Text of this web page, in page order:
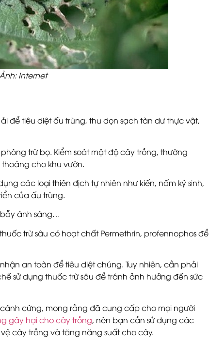
Ảnh: Internet
để tiêu diệt ấu trùng, thu dọn sạch tàn dư thực vật,
trừ bọ. Kiểm soát mật độ cây trồng, thường
cho khu vườn.
các loại thiên địch tự nhiên như kiến, nấm ký sinh,
của ấu trùng.
ánh sáng…
trừ sâu có hoạt chất Permethrin, profennophos để
an toàn để tiêu diệt chúng. Tuy nhiên, cần phải
sử dụng thuốc trừ sâu để tránh ảnh hưởng đến sức
cứng, mong rằng đã cung cấp cho mọi người
gây hại cho cây trồng, nên bạn cần sử dụng các
cây trồng và tăng năng suất cho cây.